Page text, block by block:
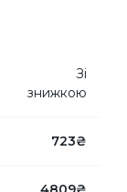
Зi
знижкою
723₴